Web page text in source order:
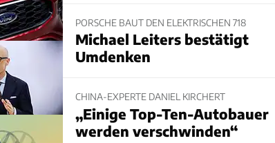
PORSCHE BAUT DEN ELEKTRISCHEN 718
Michael Leiters bestätigt
Umdenken
CHINA-EXPERTE DANIEL KIRCHERT
„Einige Top-Ten-Autobauer
werden verschwinden“